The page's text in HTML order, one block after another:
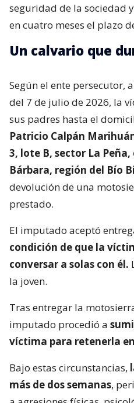
seguridad de la sociedad
en cuatro meses el plazo
Un calvario que
Según el ente persecutor,
del 7 de julio de 2026, la
sus padres hasta el
Patricio Calpán
3, lote B, sector La
Bárbara, región del Bío
devolución de una
prestado.
El imputado aceptó
condición de que la
conversar a solas con él.
la joven.
Tras entregar la
imputado procedió a
víctima para retenerla
Bajo estas circunstancias,
más de dos semanas,